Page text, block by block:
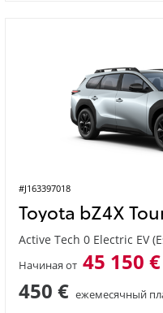
#J163397018
Toyota bZ4X
Active Tech 0 Electric EV
Начиная от 45 150 €
450 € ежемесячный